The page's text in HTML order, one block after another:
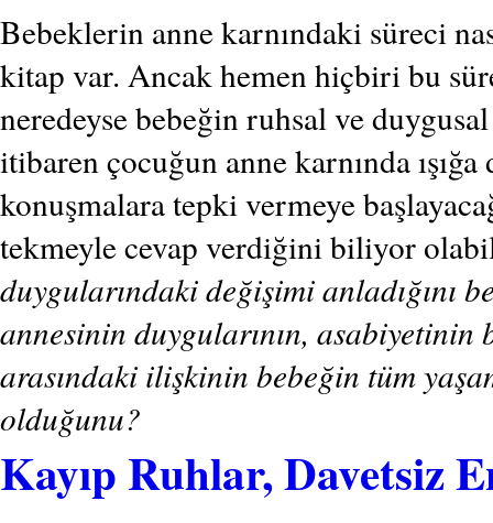
Bebeklerin anne karnındaki süreci
kitap var. Ancak hemen hiçbiri bu
neredeyse bebeğin ruhsal ve
itibaren çocuğun anne karnında
konuşmalara tepki vermeye
tekmeyle cevap verdiğini biliyor
duygularındaki değişimi anladığını
annesinin duygularının,
arasındaki ilişkinin bebeğin tüm
olduğunu?
Kayıp Ruhlar, Davetsiz